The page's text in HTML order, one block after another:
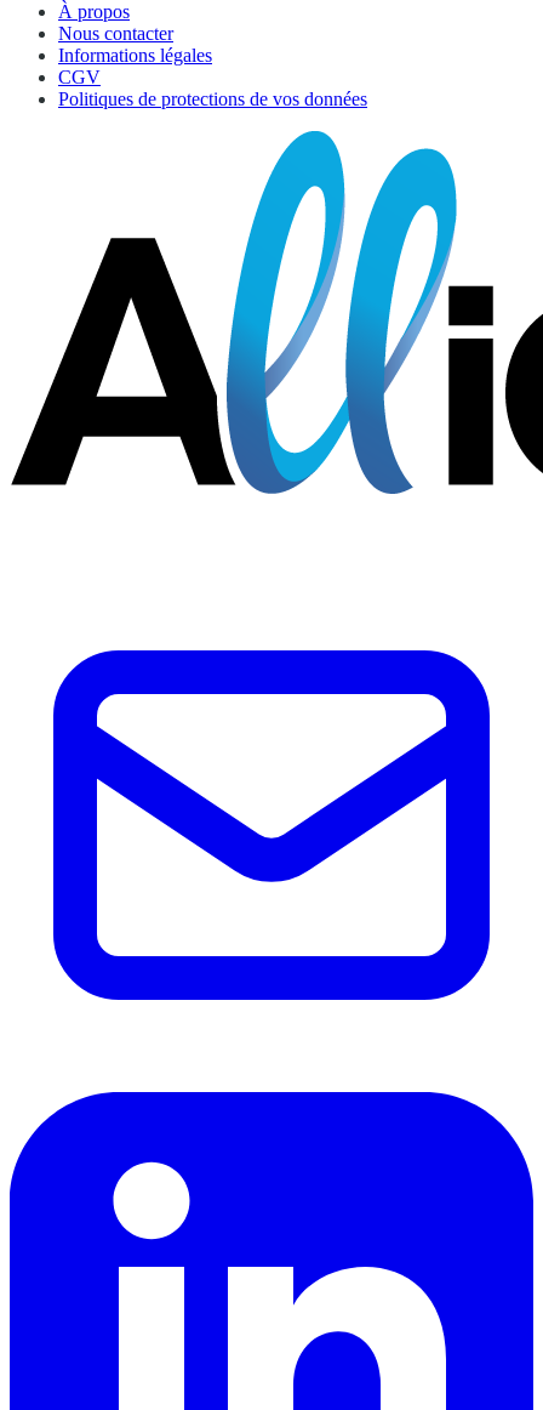
À propos
Nous contacter
Informations légales
CGV
Politiques de protections de vos données